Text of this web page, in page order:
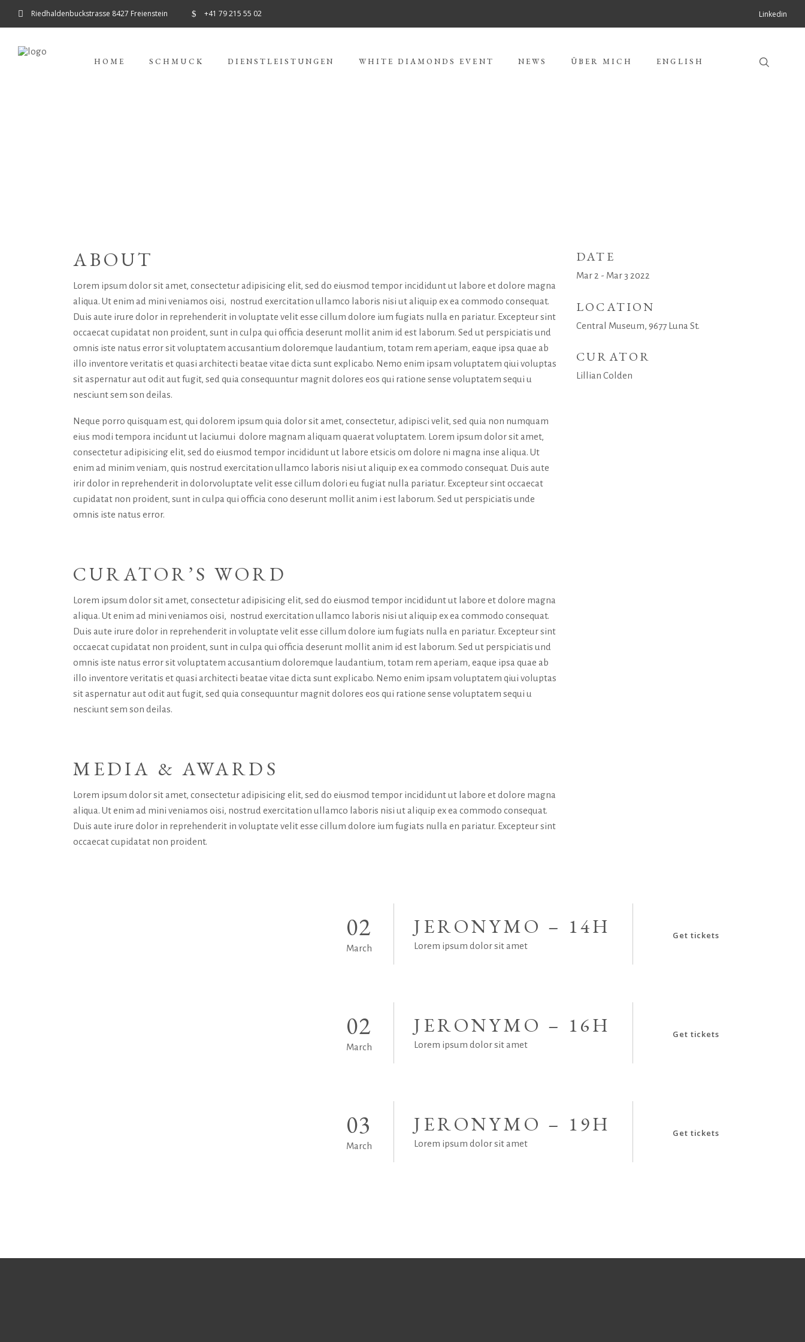
Riedhaldenbuckstrasse 8427 Freienstein +41 79 215 55 02 Linkedin
HOME SCHMUCK DIENSTLEISTUNGEN WHITE DIAMONDS EVENT NEWS ÜBER MICH ENGLISH
ABOUT
Lorem ipsum dolor sit amet, consectetur adipisicing elit, sed do eiusmod tempor incididunt ut labore et dolore magna
aliqua. Ut enim ad mini veniamos oisi, nostrud exercitation ullamco laboris nisi ut aliquip ex ea commodo consequat.
Duis aute irure dolor in reprehenderit in voluptate velit esse cillum dolore ium fugiats nulla en pariatur. Excepteur sint
occaecat cupidatat non proident, sunt in culpa qui officia deserunt mollit anim id est laborum. Sed ut perspiciatis und
omnis iste natus error sit voluptatem accusantium doloremque laudantium, totam rem aperiam, eaque ipsa quae ab
illo inventore veritatis et quasi architecti beatae vitae dicta sunt explicabo. Nemo enim ipsam voluptatem qiui voluptas
sit aspernatur aut odit aut fugit, sed quia consequuntur magnit dolores eos qui ratione sense voluptatem sequi u
nesciunt sem son deilas.
Neque porro quisquam est, qui dolorem ipsum quia dolor sit amet, consectetur, adipisci velit, sed quia non numquam
eius modi tempora incidunt ut laciumui dolore magnam aliquam quaerat voluptatem. Lorem ipsum dolor sit amet,
consectetur adipisicing elit, sed do eiusmod tempor incididunt ut labore etsicis om dolore ni magna inse aliqua. Ut
enim ad minim veniam, quis nostrud exercitation ullamco laboris nisi ut aliquip ex ea commodo consequat. Duis aute
irir dolor in reprehenderit in dolorvoluptate velit esse cillum dolori eu fugiat nulla pariatur. Excepteur sint occaecat
cupidatat non proident, sunt in culpa qui officia cono deserunt mollit anim i est laborum. Sed ut perspiciatis unde
omnis iste natus error.
CURATOR’S WORD
Lorem ipsum dolor sit amet, consectetur adipisicing elit, sed do eiusmod tempor incididunt ut labore et dolore magna
aliqua. Ut enim ad mini veniamos oisi, nostrud exercitation ullamco laboris nisi ut aliquip ex ea commodo consequat.
Duis aute irure dolor in reprehenderit in voluptate velit esse cillum dolore ium fugiats nulla en pariatur. Excepteur sint
occaecat cupidatat non proident, sunt in culpa qui officia deserunt mollit anim id est laborum. Sed ut perspiciatis und
omnis iste natus error sit voluptatem accusantium doloremque laudantium, totam rem aperiam, eaque ipsa quae ab
illo inventore veritatis et quasi architecti beatae vitae dicta sunt explicabo. Nemo enim ipsam voluptatem qiui voluptas
sit aspernatur aut odit aut fugit, sed quia consequuntur magnit dolores eos qui ratione sense voluptatem sequi u
nesciunt sem son deilas.
MEDIA & AWARDS
Lorem ipsum dolor sit amet, consectetur adipisicing elit, sed do eiusmod tempor incididunt ut labore et dolore magna
aliqua. Ut enim ad mini veniamos oisi, nostrud exercitation ullamco laboris nisi ut aliquip ex ea commodo consequat.
Duis aute irure dolor in reprehenderit in voluptate velit esse cillum dolore ium fugiats nulla en pariatur. Excepteur sint
occaecat cupidatat non proident.
DATE
Mar 2 - Mar 3 2022
LOCATION
Central Museum, 9677 Luna St.
CURATOR
Lillian Colden
02
March
JERONYMO – 14H
Lorem ipsum dolor sit amet
Get tickets
02
March
JERONYMO – 16H
Lorem ipsum dolor sit amet
Get tickets
03
March
JERONYMO – 19H
Lorem ipsum dolor sit amet
Get tickets